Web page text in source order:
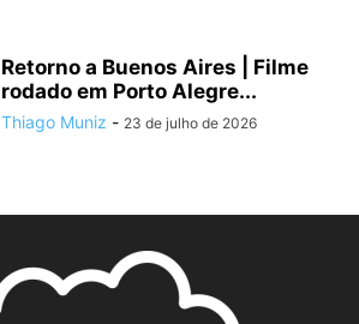
Retorno a Buenos Aires | Filme
rodado em Porto Alegre...
Thiago Muniz - 23 de julho de 2026